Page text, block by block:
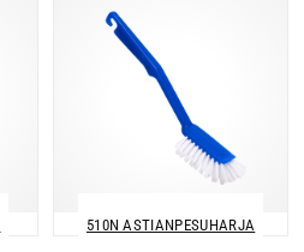
510N ASTIANPESUHARJA